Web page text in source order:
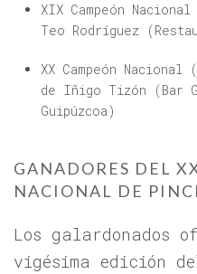
XIX Campeón
Teo Rodríguez
XX Campeón
de Iñigo Tizón (Bar
Guipúzcoa)
GANADORES DEL
NACIONAL DE
Los galardonados
vigésima edición